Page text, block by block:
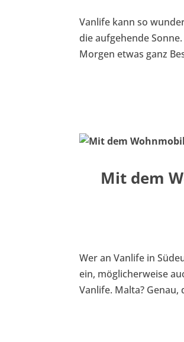
Vanlife kann so
die aufgehende
Morgen etwas ganz
Mit dem
Wer an Vanlife in
ein, möglicherweise
Vanlife. Malta?